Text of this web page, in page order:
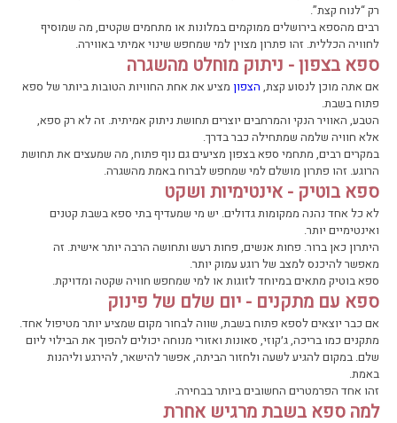
רק “לנוח קצת”.
רבים מהספא בירושלים ממוקמים במלונות או מתחמים שקטים, מה שמוסיף
לחוויה הכללית. זהו פתרון מצוין למי שמחפש שינוי אמיתי באווירה.
ספא בצפון - ניתוק מוחלט מהשגרה
אם אתה מוכן לנסוע קצת, הצפון מציע את אחת החוויות הטובות ביותר של ספא
פתוח בשבת.
הטבע, האוויר הנקי והמרחבים יוצרים תחושת ניתוק אמיתית. זה לא רק ספא,
אלא חוויה שלמה שמתחילה כבר בדרך.
במקרים רבים, מתחמי ספא בצפון מציעים גם נוף פתוח, מה שמעצים את תחושת
הרוגע. זהו פתרון מושלם למי שמחפש לברוח באמת מהשגרה.
ספא בוטיק - אינטימיות ושקט
לא כל אחד נהנה ממקומות גדולים. יש מי שמעדיף בתי ספא בשבת קטנים
ואינטימיים יותר.
היתרון כאן ברור. פחות אנשים, פחות רעש ותחושה הרבה יותר אישית. זה
מאפשר להיכנס למצב של רוגע עמוק יותר.
ספא בוטיק מתאים במיוחד לזוגות או למי שמחפש חוויה שקטה ומדויקת.
ספא עם מתקנים - יום שלם של פינוק
אם כבר יוצאים לספא פתוח בשבת, שווה לבחור מקום שמציע יותר מטיפול אחד.
מתקנים כמו בריכה, ג׳קוזי, סאונות ואזורי מנוחה יכולים להפוך את הבילוי ליום
שלם. במקום להגיע לשעה ולחזור הביתה, אפשר להישאר, להירגע וליהנות
באמת.
זהו אחד הפרמטרים החשובים ביותר בבחירה.
למה ספא בשבת מרגיש אחרת